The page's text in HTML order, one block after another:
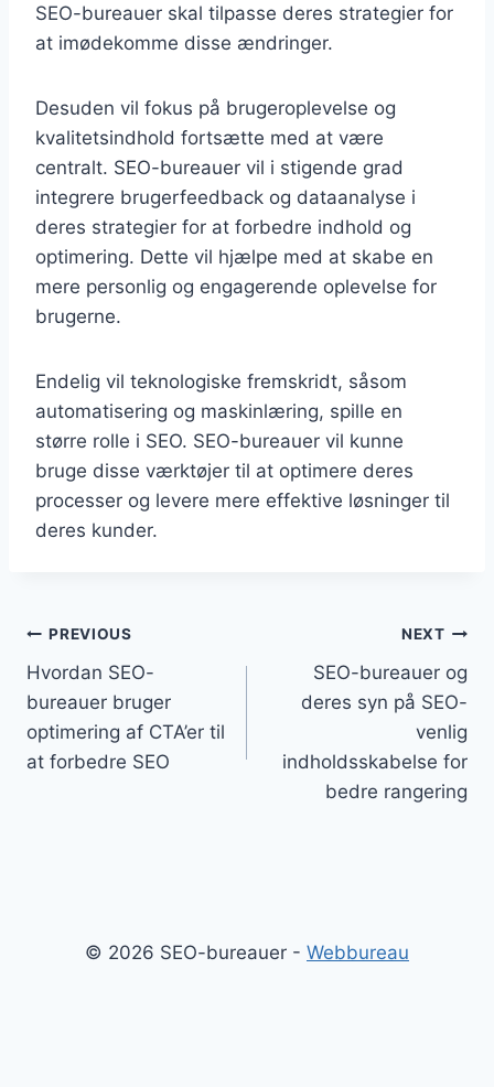
SEO-bureauer skal tilpasse deres strategier for
at imødekomme disse ændringer.
Desuden vil fokus på brugeroplevelse og
kvalitetsindhold fortsætte med at være
centralt. SEO-bureauer vil i stigende grad
integrere brugerfeedback og dataanalyse i
deres strategier for at forbedre indhold og
optimering. Dette vil hjælpe med at skabe en
mere personlig og engagerende oplevelse for
brugerne.
Endelig vil teknologiske fremskridt, såsom
automatisering og maskinlæring, spille en
større rolle i SEO. SEO-bureauer vil kunne
bruge disse værktøjer til at optimere deres
processer og levere mere effektive løsninger til
deres kunder.
Indlægsnavigation
PREVIOUS
Hvordan SEO-
bureauer bruger
optimering af CTA’er til
at forbedre SEO
NEXT
SEO-bureauer og
deres syn på SEO-
venlig
indholdsskabelse for
bedre rangering
© 2026 SEO-bureauer - Webbureau